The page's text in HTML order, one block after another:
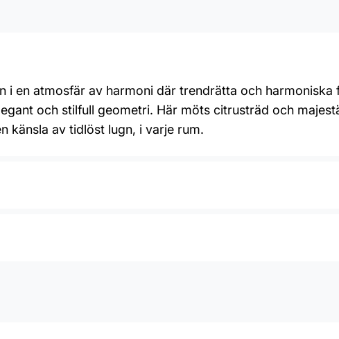
i en atmosfär av harmoni där trendrätta och
och stilfull geometri. Här möts citrusträd och
känsla av tidlöst lugn, i varje rum.